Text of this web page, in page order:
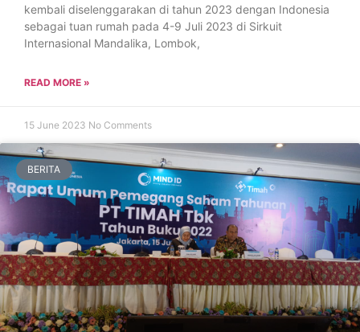
kembali diselenggarakan di tahun 2023 dengan Indonesia
sebagai tuan rumah pada 4-9 Juli 2023 di Sirkuit
Internasional Mandalika, Lombok,
READ MORE »
15 June 2023 No Comments
BERITA